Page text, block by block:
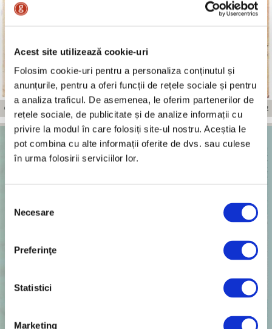
Acest site utilizează cookie-uri
Folosim cookie-uri pentru a personaliza conținutul și
anunțurile, pentru a oferi funcții de rețele sociale și pentru
a analiza traficul. De asemenea, le oferim partenerilor de
rețele sociale, de publicitate și de analize informații cu
privire la modul în care folosiți site-ul nostru. Aceștia le
pot combina cu alte informații oferite de dvs. sau culese
în urma folosirii serviciilor lor.
consimțământului
Necesare
Preferinţe
Statistici
Marketing
CARTE POSTARLA „SALUTARI DE LA CARU CU BERE DIN BUCURESTI” – 1902